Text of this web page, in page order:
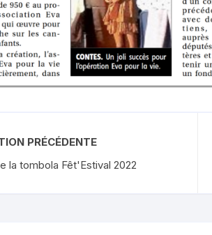
PRÉCÉDENTE
la tombola Fêt'Estival 2022